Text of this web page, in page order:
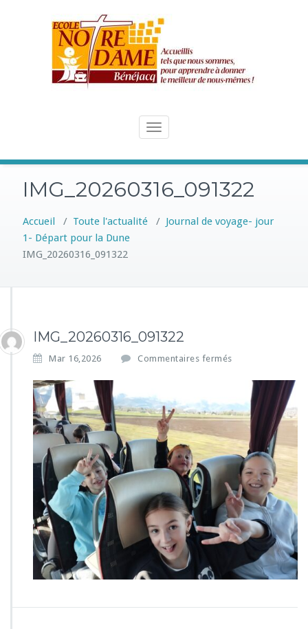
Toggle
IMG_20260316_091322
Accueil / Toute l'actualité / Journal de voyage- jour
1- Départ pour la Dune
IMG_20260316_091322
IMG_20260316_091322
Mar 16,2026 Commentaires fermés
M
_
2
0
2
6
0
3
1
_
0
1